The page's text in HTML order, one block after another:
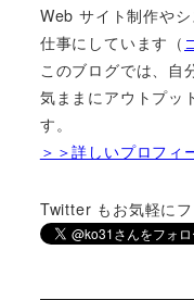
Web サイト制作や
仕事にしています（
このブログでは、自
気ままにアウトプッ
す。
＞＞詳しいプロフィ
Twitter もお気軽に